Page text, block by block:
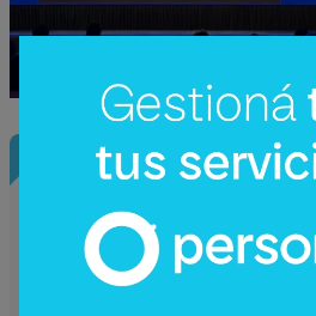
InfoConstrucción
¿Una nueva
Reactivan en Argentina
Corpus Christi (un